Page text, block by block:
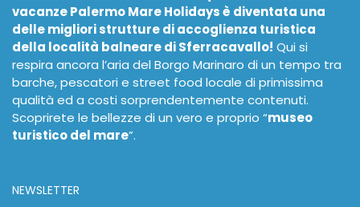
vacanze Palermo Mare Holidays è diventata una
delle migliori strutture di accoglienza turistica
della località balneare di Sferracavallo! Qui si
respira ancora l’aria del Borgo Marinaro di un tempo tra
barche, pescatori e street food locale di primissima
qualità ed a costi sorprendentemente contenuti.
Scoprirete le bellezze di un vero e proprio “museo
turistico del mare”.
NEWSLETTER